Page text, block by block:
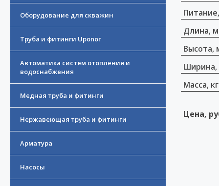
Оборудование для скважин
Труба и фитинги Uponor
Автоматика систем отопления и
водоснабжения
Медная труба и фитинги
Нержавеющая труба и фитинги
Арматура
Насосы
Длина,
Высота,
Масса, кг
Цена,